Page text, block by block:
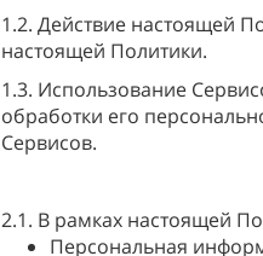
1.2. Действие настоящей
настоящей Политики.
1.3. Использование
обработки его
Сервисов.
2.1. В рамках настоящей
Персональная